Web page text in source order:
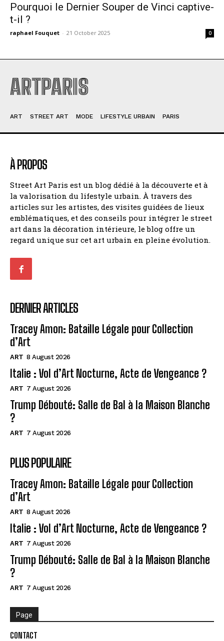
Pourquoi le Dernier Souper de Vinci captive-
t-il ?
raphael Fouquet - 21 October 2025 0
ARTPARIS
ART STREET ART MODE LIFESTYLE URBAIN PARIS
À PROPOS
Street Art Paris est un blog dédié à la découverte et à
la valorisation du lifestyle urbain. À travers des
articles sur les artistes, des visites guidées de lieux
emblématiques, et des conseils pour intégrer le street
art dans la décoration intérieure, le blog offre un
regard unique sur cet art urbain en pleine évolution.
DERNIER ARTICLES
Tracey Amon: Bataille Légale pour Collection
d’Art
ART 8 August 2026
Italie : Vol d’Art Nocturne, Acte de Vengeance ?
ART 7 August 2026
Trump Débouté: Salle de Bal à la Maison Blanche
?
ART 7 August 2026
PLUS POPULAIRE
Tracey Amon: Bataille Légale pour Collection
d’Art
ART 8 August 2026
Italie : Vol d’Art Nocturne, Acte de Vengeance ?
ART 7 August 2026
Trump Débouté: Salle de Bal à la Maison Blanche
?
ART 7 August 2026
Page
CONTACT